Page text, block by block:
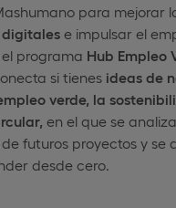
para mejorar
e impulsar el
programa Hub Empleo
si tienes ideas de
verde, la
en el que se
futuros proyectos y se
desde cero.